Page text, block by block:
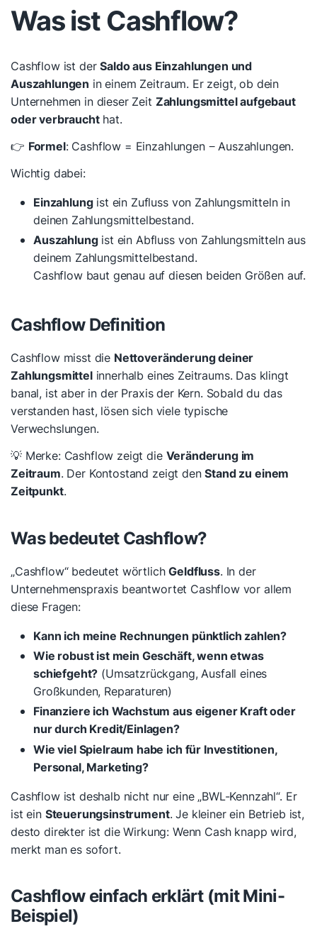
Was ist Cashflow?
Cashflow ist derSaldo aus Einzahlungen und
Auszahlungen in einem Zeitraum. Er zeigt, ob dein
Unternehmen in dieser Zeit Zahlungsmittel aufgebaut
oder verbrauchthat.
👉 Formel: Cashflow = Einzahlungen − Auszahlungen.
Wichtig dabei:
Einzahlungist ein Zufluss von Zahlungsmitteln in
deinen Zahlungsmittelbestand.
Auszahlungist ein Abfluss von Zahlungsmitteln aus
deinem Zahlungsmittelbestand.
Cashflow baut genau auf diesen beiden Größen auf.
Cashflow Definition
Cashflow misst die Nettoveränderung deiner
Zahlungsmittelinnerhalb eines Zeitraums. Das klingt
banal, ist aber in der Praxis der Kern. Sobald du das
verstanden hast, lösen sich viele typische
Verwechslungen.
💡 Merke: Cashflow zeigt die Veränderung im
Zeitraum. Der Kontostand zeigt denStand zu einem
Zeitpunkt.
Was bedeutet Cashflow?
„Cashflow“ bedeutet wörtlichGeldfluss. In der
Unternehmenspraxis beantwortet Cashflow vor allem
diese Fragen:
Kann ich meine Rechnungen pünktlich zahlen?
Wie robust ist mein Geschäft, wenn etwas
schiefgeht? (Umsatzrückgang, Ausfall eines
Großkunden, Reparaturen)
Finanziere ich Wachstum aus eigener Kraft oder
nur durch Kredit/Einlagen?
Wie viel Spielraum habe ich für Investitionen,
Personal, Marketing?
Cashflow ist deshalb nicht nur eine „BWL-Kennzahl“. Er
ist ein Steuerungsinstrument. Je kleiner ein Betrieb ist,
desto direkter ist die Wirkung: Wenn Cash knapp wird,
merkt man es sofort.
Cashflow einfach erklärt (mit Mini-
Beispiel)